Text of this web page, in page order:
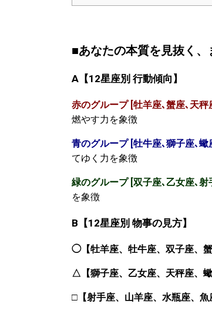
■あなたの本質を見抜く
A 【12星座別行動傾向】
赤のグループ [牡羊座､蟹座､天秤
燃やす力を象徴
青のグループ [牡牛座､獅子座､蠍
てゆく力を象徴
緑のグループ [双子座､乙女座､射
を象徴
B 【12星座別物事の見方】
◯【牡羊座、牡牛座、双子座、蟹
△【獅子座、乙女座、天秤座、蠍
□ 【射手座、山羊座、水瓶座、魚